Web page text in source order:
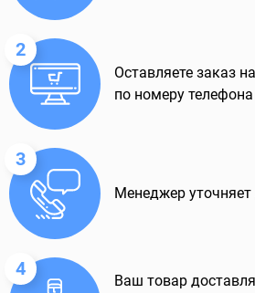
2
Оставляете заказ
по номеру телефона
3
Менеджер уточняет
4
Ваш товар